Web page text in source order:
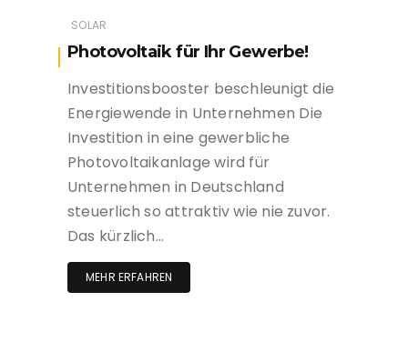
SOLAR
Photovoltaik für Ihr Gewerbe!
Investitionsbooster beschleunigt die
Energiewende in Unternehmen Die
Investition in eine gewerbliche
Photovoltaikanlage wird für
Unternehmen in Deutschland
steuerlich so attraktiv wie nie zuvor.
Das kürzlich…
MEHR ERFAHREN